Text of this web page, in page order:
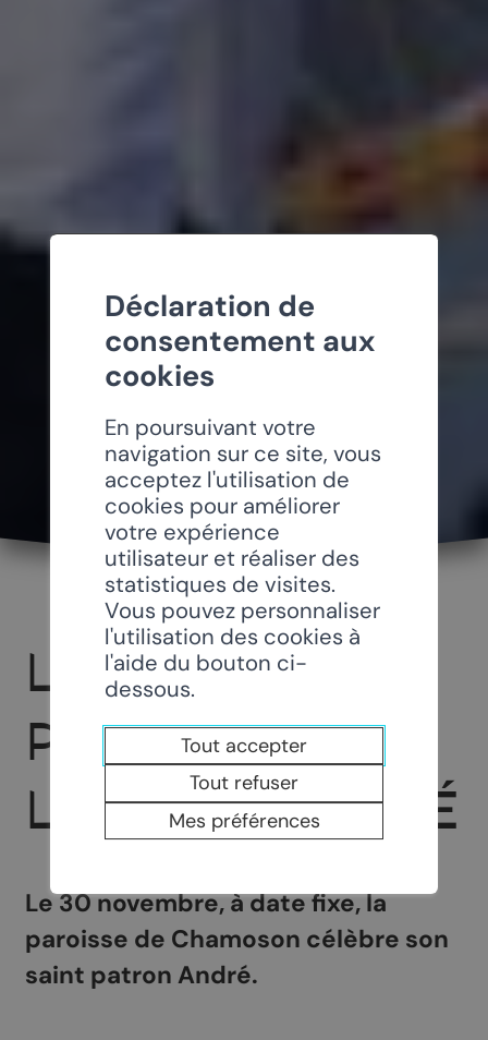
LA FÊTE
PATRONALE DE
LA SAINT-ANDRÉ
Le 30 novembre, à date fixe, la
paroisse de Chamoson célèbre son
saint patron André.
Déclaration de
consentement aux
cookies
En poursuivant votre
navigation sur ce site, vous
acceptez l'utilisation de
cookies pour améliorer
votre expérience
utilisateur et réaliser des
statistiques de visites.
Vous pouvez personnaliser
l'utilisation des cookies à
l'aide du bouton ci-
dessous.
Tout accepter
Tout refuser
Mes préférences